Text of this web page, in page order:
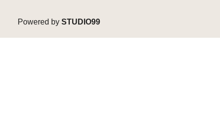
Powered by STUDIO99